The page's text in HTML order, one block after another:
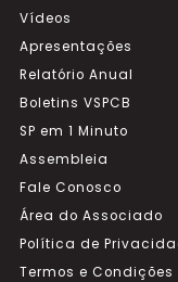
Vídeos
Apresentações
Relatório Anual
Boletins VSPCB
SP em 1 Minuto
Assembleia
Fale Conosco
Área do Associado
Política de
Termos e Condições